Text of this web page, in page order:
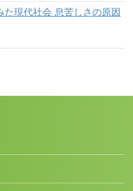
た現代社会 息苦しさの原因